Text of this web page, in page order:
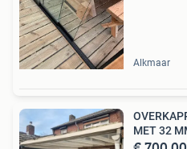
Alkmaar
MET 32